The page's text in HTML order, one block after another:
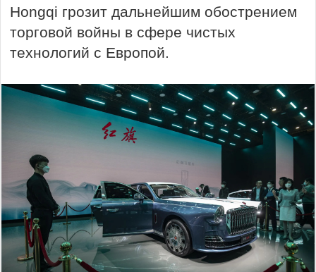
Hongqi грозит дальнейшим обострением
торговой войны в сфере чистых
технологий с Европой.